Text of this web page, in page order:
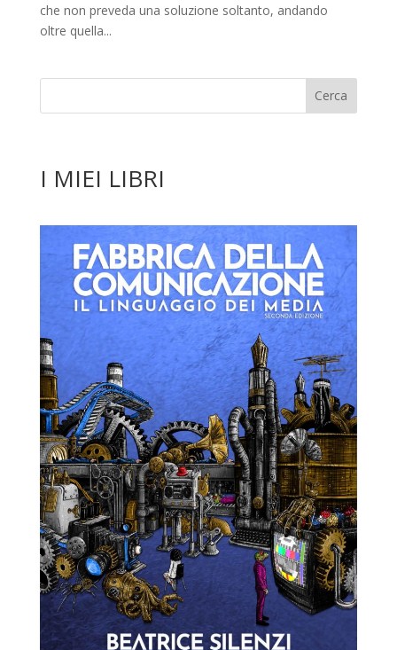
che non preveda una soluzione soltanto, andando
oltre quella...
I MIEI LIBRI